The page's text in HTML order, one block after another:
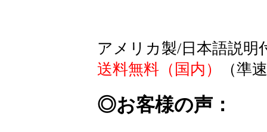
アメリカ製/日本語説明
送料無料（国内）
（準
◎お客様の声：